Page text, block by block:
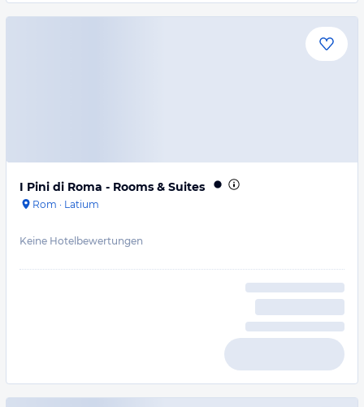
I Pini di Roma - Rooms & Suites
Rom · Latium
Keine Hotelbewertungen